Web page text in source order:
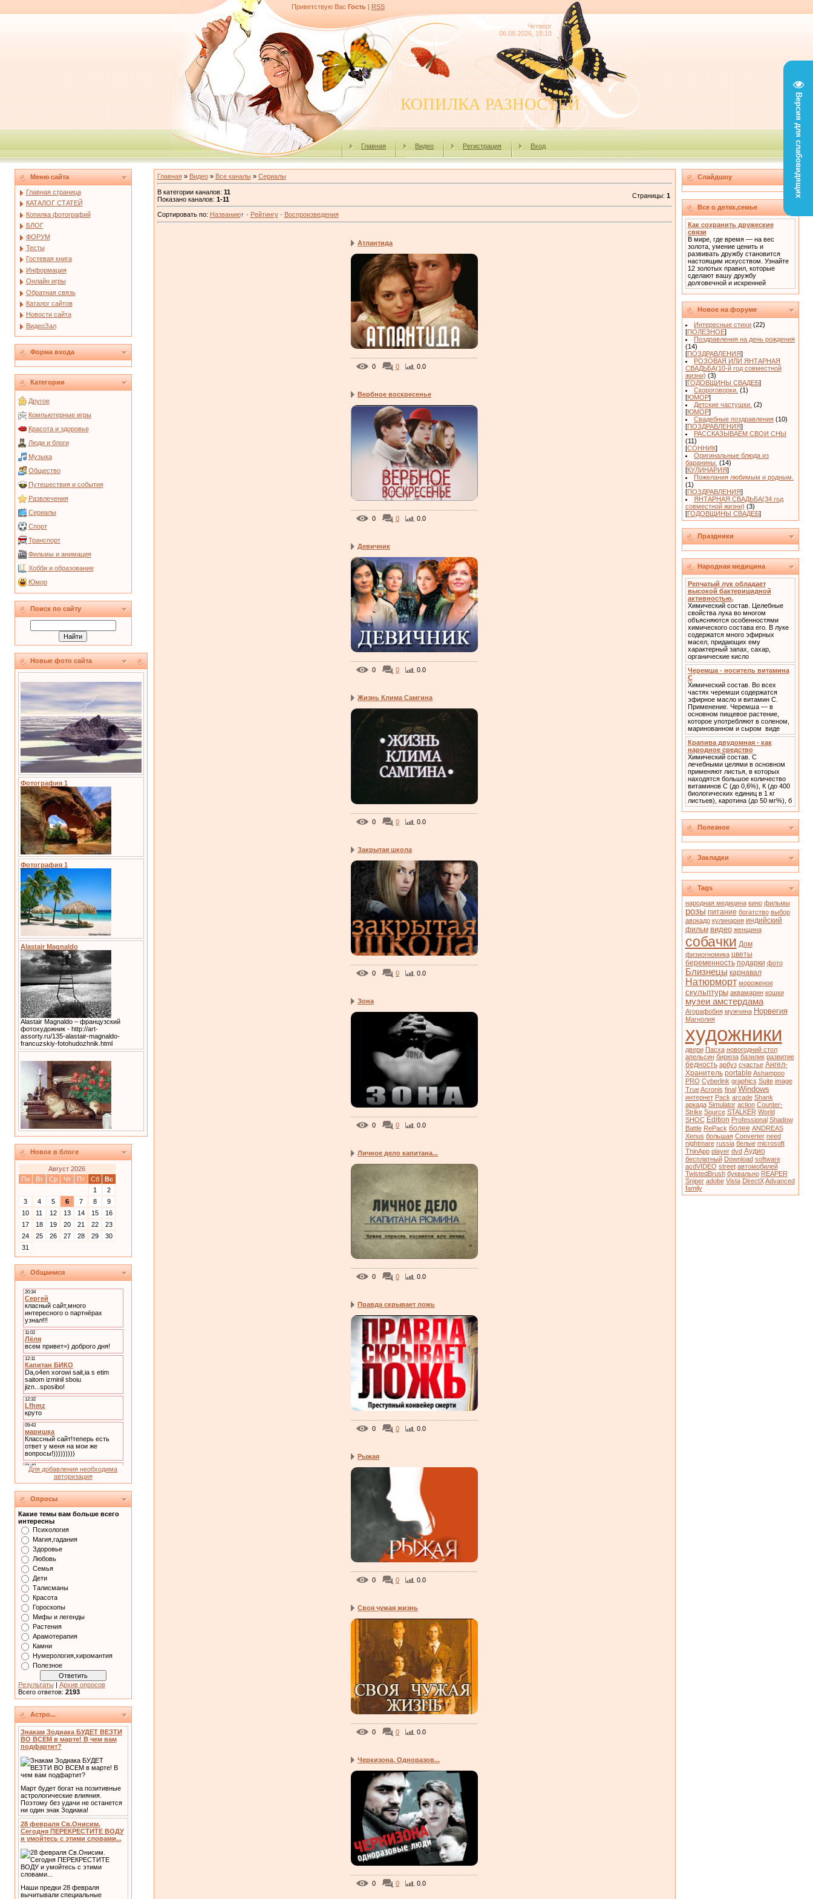
Версия для слабовидящих
Приветствую Вас Гость | RSS
Четверг
06.08.2026, 15:10
КОПИЛКА РАЗНОСТЕЙ
Главная Видео Регистрация Вход
Меню сайта
Главная страница
КАТАЛОГ СТАТЕЙ
Копилка фотографий
БЛОГ
ФОРУМ
Тесты
Гостевая книга
Информация
Онлайн игры
Обратная связь
Каталог сайтов
Новости сайта
ВидеоЗал
Форма входа
Категории
Другое
Компьютерные игры
Красота и здоровье
Люди и блоги
Музыка
Общество
Путешествия и события
Развлечения
Сериалы
Спорт
Транспорт
Фильмы и анимация
Хобби и образование
Юмор
Поиск по сайту
Новые фото сайта
Фотография 1
Фотография 1
Alastair Magnaldo
Alastair Magnaldo – французский
фотохудожник - http://art-
assorty.ru/135-alastair-magnaldo-
francuzskiy-fotohudozhnik.html
Новое в блоге
Август 2026
Пн
Вт Ср Чт Пт Сб
Вс
1
2
3
4 5 6 7 8
9
10
11 12 13 14 15
16
17
18 19 20 21 22
23
24
25 26 27 28 29
30
31
Общаемся
Для добавления необходима
авторизация
Опросы
Какие темы вам больше всего
интересны
Психология
Магия,гадания
Здоровье
Любовь
Семья
Дети
Талисманы
Красота
Гороскопы
Мифы и легенды
Растения
Арамотерапия
Камни
Нумерология,хиромантия
Полезное
Результаты| Архив опросов
Всего ответов: 2193
Астро...
Знакам Зодиака БУДЕТ ВЕЗТИ
ВО ВСЕМ в марте! В чем вам
подфартит?
Март будет богат на позитивные
астрологические влияния.
Поэтому без удачи не останется
ни один знак Зодиака!
28 февраля Св.Онисим.
Сегодня ПЕРЕКРЕСТИТЕ ВОДУ
и умойтесь с этими словами...
Наши предки 28 февраля
вычитывали специальные
Главная» Видео» Все каналы» Сериалы
В категории каналов: 11
Показано каналов: 1-11 Страницы: 1
Сортировать по: Названию↑ · Рейтингу· Воспроизведения
Атлантида
0 0 0.0
Вербное воскресенье
0 0 0.0
Девичник
0 0 0.0
Жизнь Клима Самгина
0 0 0.0
Закрытая школа
0 0 0.0
Зона
0 0 0.0
Личное дело капитана...
0 0 0.0
Правда скрывает ложь
0 0 0.0
Рыжая
0 0 0.0
Своя чужая жизнь
0 0 0.0
Черкизона. Одноразов...
0 0 0.0
Слайдшоу
Все о детях,семье
Как сохранить дружеские
связи
В мире, где время — на вес
золота, умение ценить и
развивать дружбу становится
настоящим искусством. Узнайте
12 золотых правил, которые
сделают вашу дружбу
долговечной и искренней
Новое на форуме
Интересные стихи (22)
[ПОЛЕЗНОЕ]
Поздравления на день рождения
(14)
[ПОЗДРАВЛЕНИЯ]
РОЗОВАЯ ИЛИ ЯНТАРНАЯ
СВАДЬБА(10-й год совместной
жизни) (3)
[ГОДОВЩИНЫ СВАДЕБ]
Скороговорки. (1)
[ЮМОР]
Детские частушки. (2)
[ЮМОР]
Свадебные поздравления (10)
[ПОЗДРАВЛЕНИЯ]
РАССКАЗЫВАЕМ СВОИ СНЫ
(11)
[СОННИК]
Оригинальные блюда из
баранины. (14)
[КУЛИНАРИЯ]
Пожелания любимым и родным.
(1)
[ПОЗДРАВЛЕНИЯ]
ЯНТАРНАЯ СВАДЬБА(34 год
совместной жизни) (3)
[ГОДОВЩИНЫ СВАДЕБ]
Праздники
Народная медицина
Репчатый лук обладает
высокой бактерицидной
активностью.
Химический состав. Целебные
свойства лука во многом
объясняются особенностями
химического состава его. В луке
содержатся много эфирных
масел, придающих ему
характерный запах, сахар,
органические кисло
Черемша - носитель витамина
С
Химический состав. Во всех
частях черемши содержатся
эфирное масло и витамин С.
Применение. Черемша — в
основном пищевое растение,
которое употребляют в соленом,
маринованном и сыром виде
Крапива двудомная - как
народное средство
Химический состав. С
лечебными целями в основном
применяют листья, в которых
находятся большое количество
витаминов С (до 0,6%), К (до 400
биологических единиц в 1 кг
листьев), каротина (до 50 мг%), б
Полезное
Закладки
Tags
народная медицина кино фильмы
розы питание богатство выбор
авокадо кулинария индийский
фильм видео женщина
собачки Дом
физиогномика цветы
беременность подарки фото
Близнецы карнавал
Натюрморт мороженое
скульптуры аквамарин кошки
музеи амстердама
Агорафобия мужчина Норвегия
Магнолия
художники
двери Пасха новогодний стол
апельсин бирюза базилик развитие
бедность арбуз счастье Ангел-
Хранитель portable Ashampoo
PRO Cyberlink graphics Suite image
True Acronis final Windows
интернет Pack arcade Shank
аркада Simulator action Counter-
Strike Source STALKER World
SHOC Edition Professional Shadow
Battle RePack более ANDREAS
Xenus большая Converter need
nightmare russia белые microsoft
ThinApp player dvd Аудио
бесплатный Download software
acdVIDEO street автомобилей
TwistedBrush буквально REAPER
Sniper adobe Vista DirectX Advanced
family